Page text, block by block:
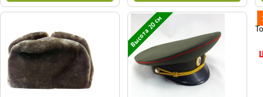
Высота 20 см